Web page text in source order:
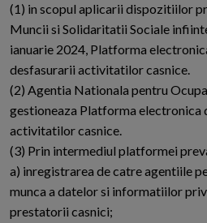
(1) in scopul aplicarii dispozitiilor
Muncii si Solidaritatii Sociale
ianuarie 2024, Platforma
desfasurarii activitatilor casnice.
(2) Agentia Nationala pentru
gestioneaza Platforma electronica
activitatilor casnice.
(3) Prin intermediul platformei
a) inregistrarea de catre agentiile
munca a datelor si informatiilor
prestatorii casnici;